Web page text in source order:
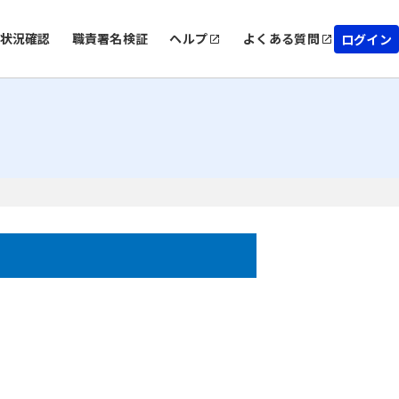
況確認 職責署名検証 ヘルプ よくある質問 ログイン